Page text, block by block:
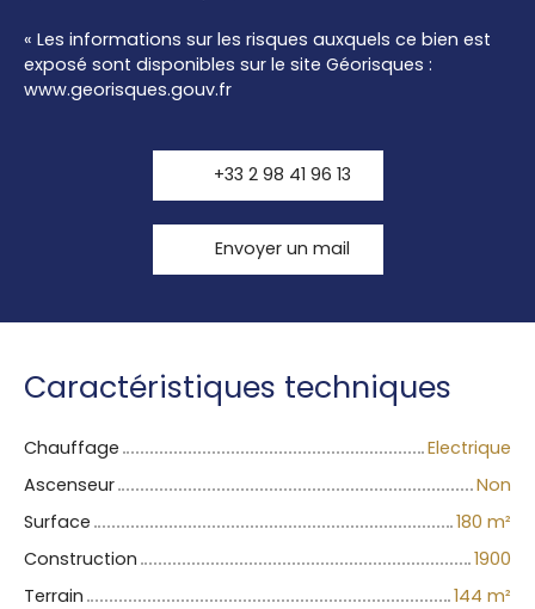
« Les informations sur les risques auxquels ce bien est
exposé sont disponibles sur le site Géorisques :
www.georisques.gouv.fr
+33 2 98 41 96 13
Envoyer un mail
Caractéristiques techniques
Chauffage
Electrique
Ascenseur
Non
Surface
180 m²
Construction
1900
Terrain
144 m²